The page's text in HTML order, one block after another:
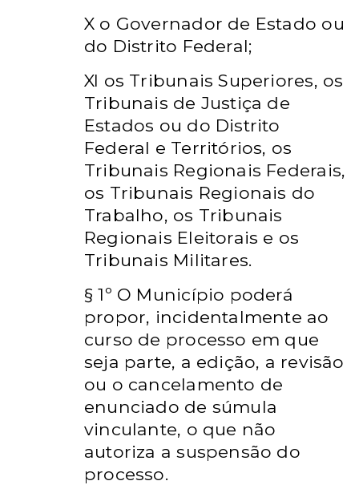
X o Governador de Estado ou
do Distrito Federal;
XI os Tribunais Superiores, os
Tribunais de Justiça de
Estados ou do Distrito
Federal e Territórios, os
Tribunais Regionais Federais,
os Tribunais Regionais do
Trabalho, os Tribunais
Regionais Eleitorais e os
Tribunais Militares.
§ 1º O Município poderá
propor, incidentalmente ao
curso de processo em que
seja parte, a edição, a revisão
ou o cancelamento de
enunciado de súmula
vinculante, o que não
autoriza a suspensão do
processo.